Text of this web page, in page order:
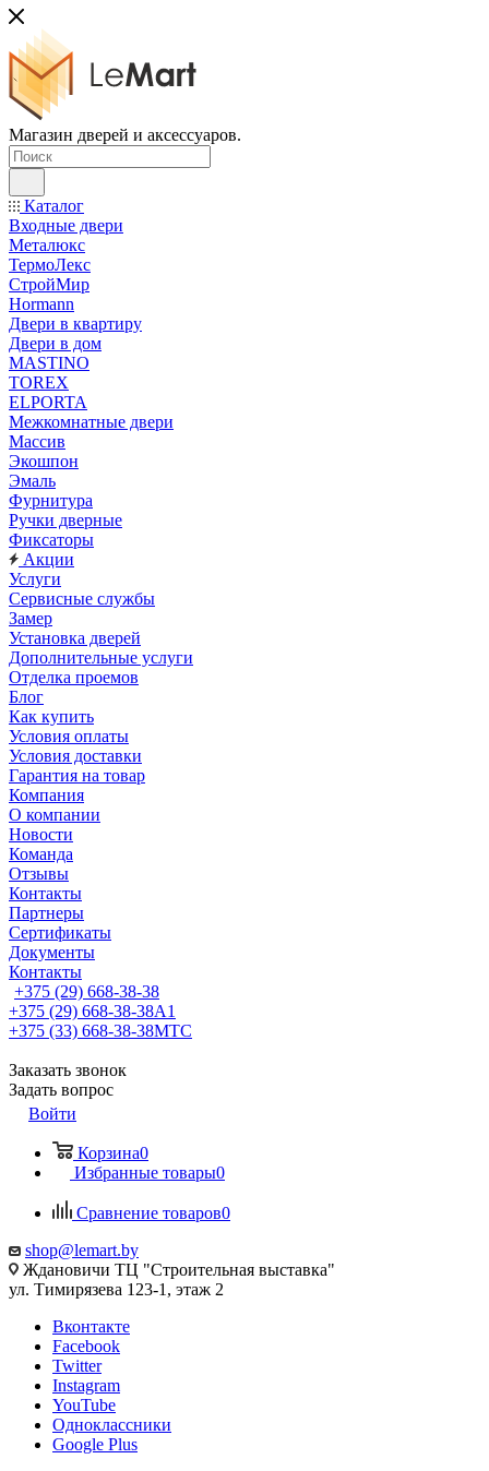
Магазин дверей и аксессуаров.
Каталог
Входные двери
Металюкс
ТермоЛекс
СтройМир
Hormann
Двери в квартиру
Двери в дом
MASTINO
TOREX
ELPORTA
Межкомнатные двери
Массив
Экошпон
Эмаль
Фурнитура
Ручки дверные
Фиксаторы
Акции
Услуги
Сервисные службы
Замер
Установка дверей
Дополнительные услуги
Отделка проемов
Блог
Как купить
Условия оплаты
Условия доставки
Гарантия на товар
Компания
О компании
Новости
Команда
Отзывы
Контакты
Партнеры
Сертификаты
Документы
Контакты
+375 (29) 668-38-38
+375 (29) 668-38-38A1
+375 (33) 668-38-38МТС
Заказать звонок
Задать вопрос
Войти
Корзина0
Избранные товары0
Сравнение товаров0
shop@lemart.by
Ждановичи ТЦ "Строительная выставка"
ул. Тимирязева 123-1, этаж 2
Вконтакте
Facebook
Twitter
Instagram
YouTube
Одноклассники
Google Plus